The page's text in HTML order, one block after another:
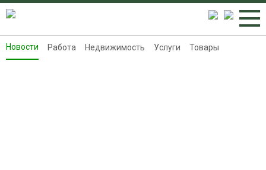
Новости
Новости Работа Недвижимость Услуги Товары